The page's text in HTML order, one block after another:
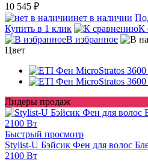
10 545 ₽
нет в наличии
Купить в 1 клик
К
В избранное
Цвет
Лидеры продаж
Быстрый просмотр
Stylist-U Бэйсик Фен для волос
2100 Вт